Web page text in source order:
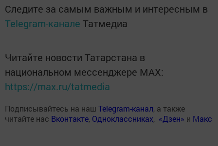
Следите за самым важным и интересным в
Telegram-канале Татмедиа
Читайте новости Татарстана в
национальном мессенджере MАХ:
https://max.ru/tatmedia
Подписывайтесь на наш Telegram-канал, а также
читайте нас Вконтакте, Одноклассниках, «Дзен» и Макс